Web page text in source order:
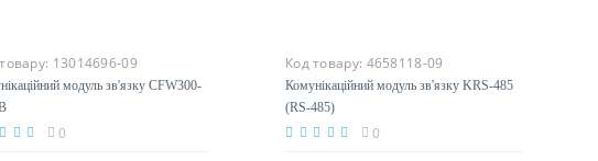
13014696-09
модуль зв'язку CFW300-
0
Код товару: 4658118-09
Комунікаційний модуль зв'язку KRS-485
(RS-485)
0